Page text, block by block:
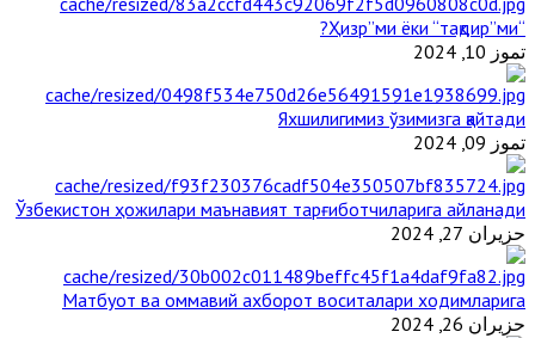
“Ҳизр”ми ёки “тақдир”ми?
تموز 10, 2024
Яхшилигимиз ўзимизга қайтади
تموز 09, 2024
Ўзбекистон ҳожилари маънавият тарғиботчиларига айланади
حزيران 27, 2024
Матбуот ва оммавий ахборот воситалари ходимларига
حزيران 26, 2024